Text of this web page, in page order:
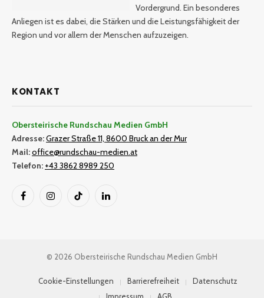
Vordergrund. Ein besonderes
Anliegen ist es dabei, die Stärken und die Leistungsfähigkeit der
Region und vor allem der Menschen aufzuzeigen.
KONTAKT
Obersteirische Rundschau Medien GmbH
Adresse:Grazer Straße 11, 8600 Bruck an der Mur
Mail:office@rundschau-medien.at
Telefon: +43 3862 8989 250
FacebookInstagramTikTok LinkedIn
© 2026 Obersteirische Rundschau Medien GmbH
Cookie-Einstellungen Barrierefreiheit
Datenschutz